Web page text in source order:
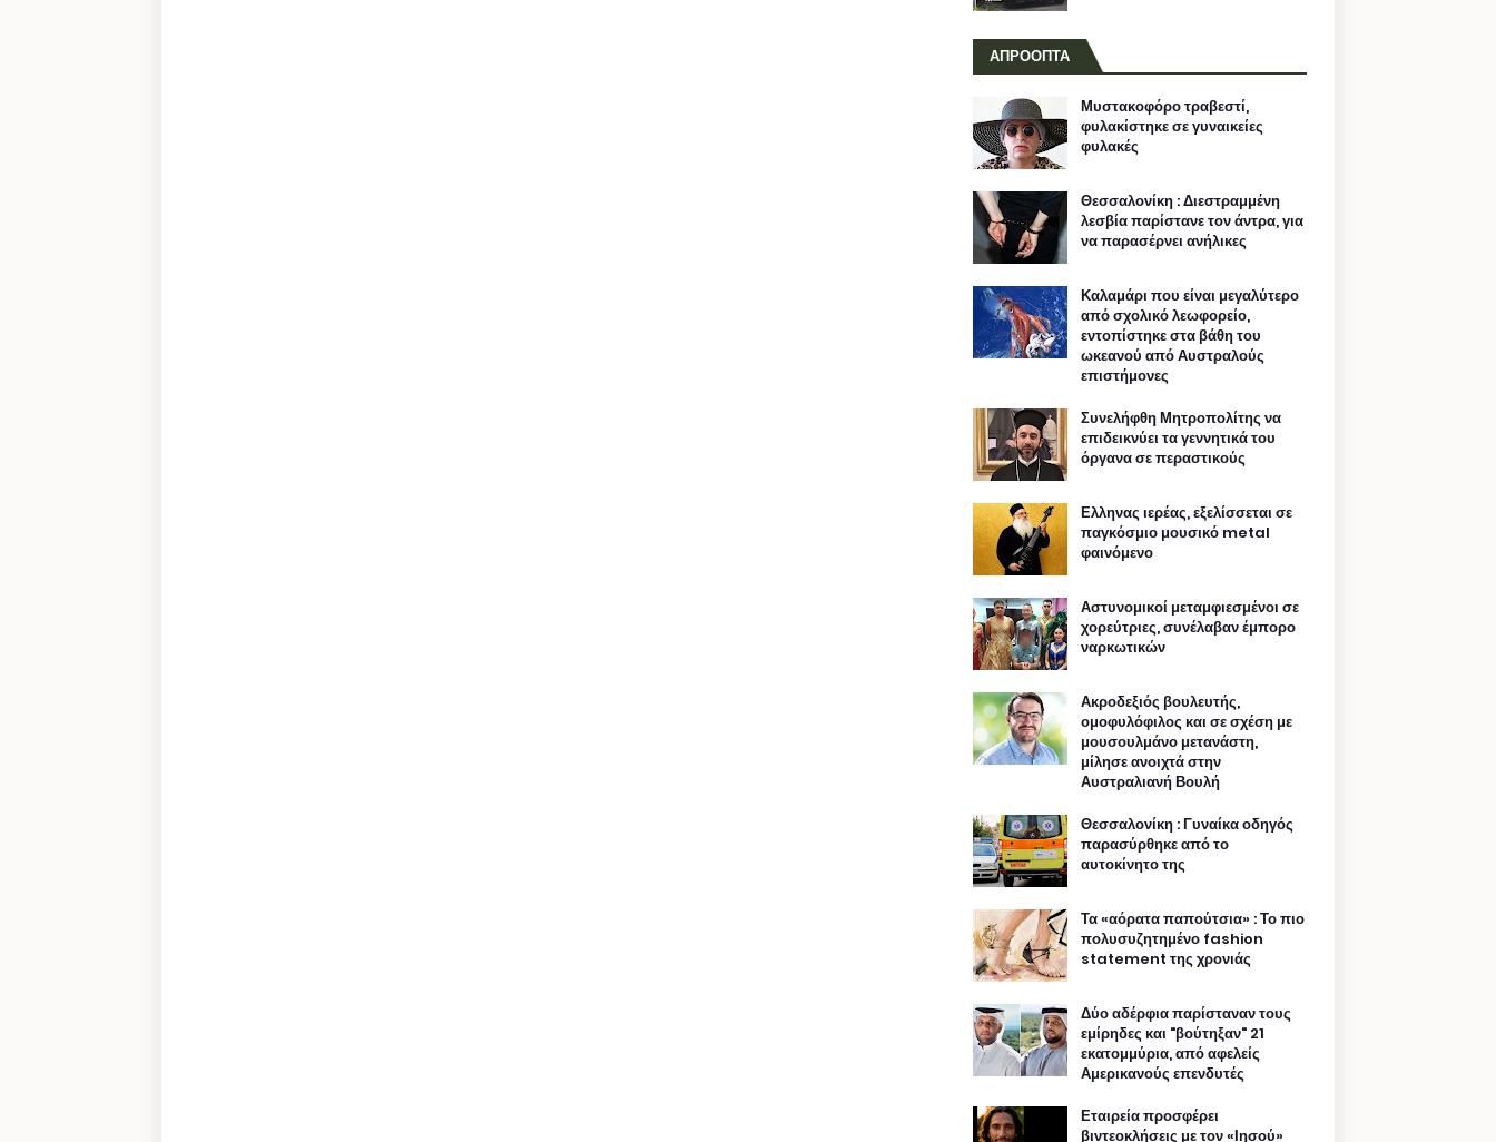
ΑΠΡΟΟΠΤΑ
Μυστακοφόρο τραβεστί,
φυλακίστηκε σε γυναικείες
φυλακές
Θεσσαλονίκη : Διεστραμμένη
λεσβία παρίστανε τον άντρα, για
να παρασέρνει ανήλικες
Καλαμάρι που είναι μεγαλύτερο
από σχολικό λεωφορείο,
εντοπίστηκε στα βάθη του
ωκεανού από Αυστραλούς
επιστήμονες
Συνελήφθη Μητροπολίτης να
επιδεικνύει τα γεννητικά του
όργανα σε περαστικούς
Ελληνας ιερέας, εξελίσσεται σε
παγκόσμιο μουσικό metal
φαινόμενο
Αστυνομικοί μεταμφιεσμένοι σε
χορεύτριες, συνέλαβαν έμπορο
ναρκωτικών
Ακροδεξιός βουλευτής,
ομοφυλόφιλος και σε σχέση με
μουσουλμάνο μετανάστη,
μίλησε ανοιχτά στην
Αυστραλιανή Βουλή
Θεσσαλονίκη : Γυναίκα οδηγός
παρασύρθηκε από το
αυτοκίνητο της
Τα «αόρατα παπούτσια» : Το πιο
πολυσυζητημένο fashion
statement της χρονιάς
Δύο αδέρφια παρίσταναν τους
εμίρηδες και "βούτηξαν" 21
εκατομμύρια, από αφελείς
Αμερικανούς επενδυτές
Εταιρεία προσφέρει
βιντεοκλήσεις με τον «Ιησού»